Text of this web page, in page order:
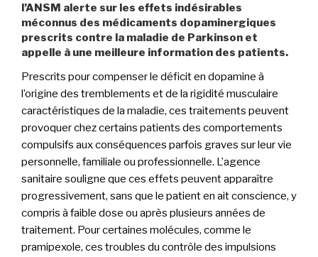
l’ANSM alerte sur les effets indésirables
méconnus des médicaments dopaminergiques
prescrits contre la maladie de Parkinson et
appelle à une meilleure information des patients.
Prescrits pour compenser le déficit en dopamine à
l’origine des tremblements et de la rigidité musculaire
caractéristiques de la maladie, ces traitements peuvent
provoquer chez certains patients des comportements
compulsifs aux conséquences parfois graves sur leur vie
personnelle, familiale ou professionnelle. L’agence
sanitaire souligne que ces effets peuvent apparaître
progressivement, sans que le patient en ait conscience, y
compris à faible dose ou après plusieurs années de
traitement. Pour certaines molécules, comme le
pramipexole, ces troubles du contrôle des impulsions